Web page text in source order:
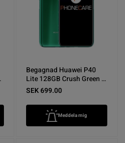
Begagnad Huawei P40
Lite 128GB Crush Green -
Använt skick
SEK 699.00
Meddela mig